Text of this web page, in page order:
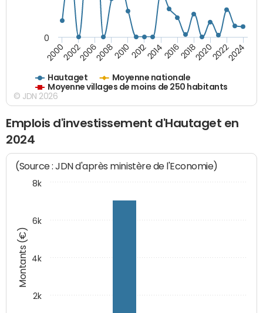
Hautaget
Moyenne nationale
Moyenne villages de moins de 250 habitants
200020022006200820102012201420162018202020222024
0
© JDN 2026
Emplois d'investissement d'Hautaget en
2024
Montants (€)
(Source : JDN d'après ministère de l'Economie)
2k
4k
6k
8k